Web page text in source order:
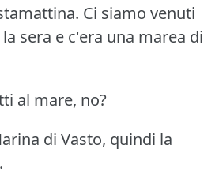
Ci siamo venuti
sera e c'era una marea di
al mare, no?
di Vasto, quindi la